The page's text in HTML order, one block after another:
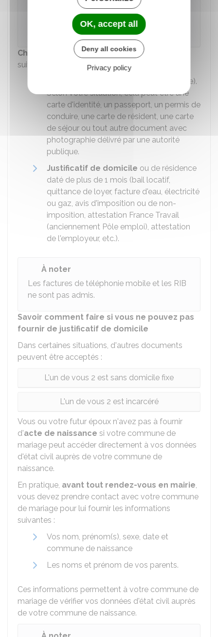
Vous devez fournir
l'original de chacun
des documents
demandés.
Chacun de vous 2doit fournir les documents
suivants :
(original et photocopie).
Selon votre situation, cela peut être une
carte d'identité, un passeport, un permis de
conduire, une carte de résident, une carte
de séjour ou tout autre document avec
photographie délivré par une autorité
publique.
Justificatif de domicile ou de résidence
daté de plus de 1 mois (bail locatif,
quittance de loyer, facture d'eau, électricité
ou gaz, avis d'imposition ou de non-
imposition, attestation France Travail
(anciennement Pôle emploi), attestation
de l'employeur, etc.).
À noter
Les factures de téléphonie mobile et les RIB
ne sont pas admis.
Savoir comment faire si vous ne pouvez pas
fournir de justificatif de domicile
Dans certaines situations, d'autres documents
peuvent être acceptés :
L'un de vous 2 est sans domicile fixe
L'un de vous 2 est incarcéré
Vous ou votre futur époux n'avez pas à fournir
d'acte de naissance si votre commune de
mariage peut accéder directement à vos données
d'état civil auprès de votre commune de
naissance.
En pratique, avant tout rendez-vous en mairie,
vous devez prendre contact avec votre commune
de mariage pour lui fournir les informations
suivantes :
Vos nom, prénom(s), sexe, date et
commune de naissance
Les noms et prénom de vos parents.
Ces informations permettent à votre commune de
mariage de vérifier vos données d'état civil auprès
de votre commune de naissance.
OK, accept all
Deny all cookies
Privacy policy